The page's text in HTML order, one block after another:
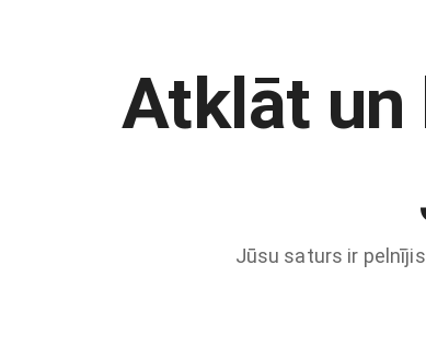
Atklāt un
Jūsu saturs ir